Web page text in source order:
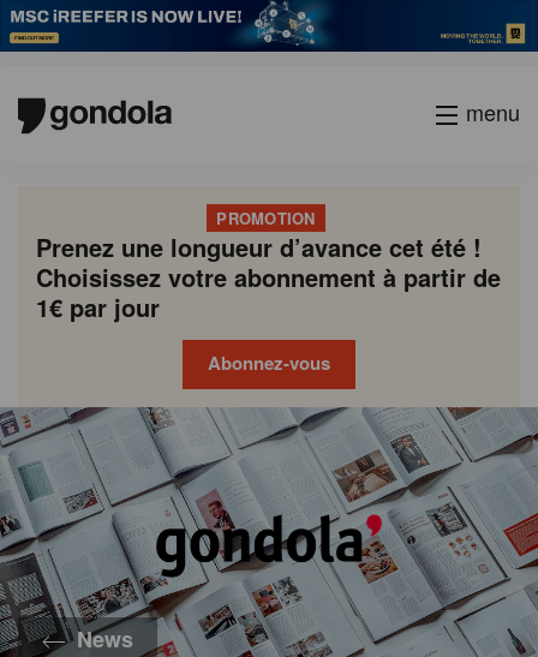
menu
PROMOTION
Prenez une longueur d’avance cet été !
Choisissez votre abonnement à partir de
1€ par jour
Abonnez-vous
News
Gondola
academy
Gondola
society